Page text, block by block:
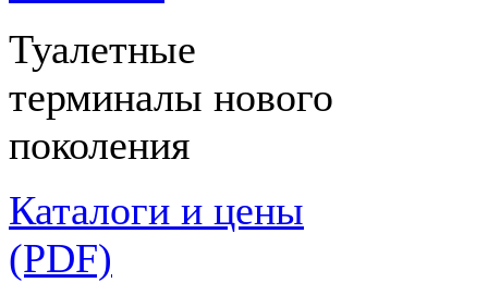
Туалетные
терминалы нового
поколения
Каталоги и цены
(PDF)